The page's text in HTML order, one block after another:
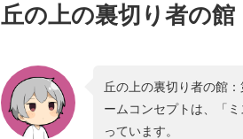
丘の上の裏切り者の館
丘の上の裏切り者の館
ームコンセプトは、「
っています。